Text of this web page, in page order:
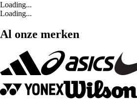
Loading...
Loading...
Al onze merken